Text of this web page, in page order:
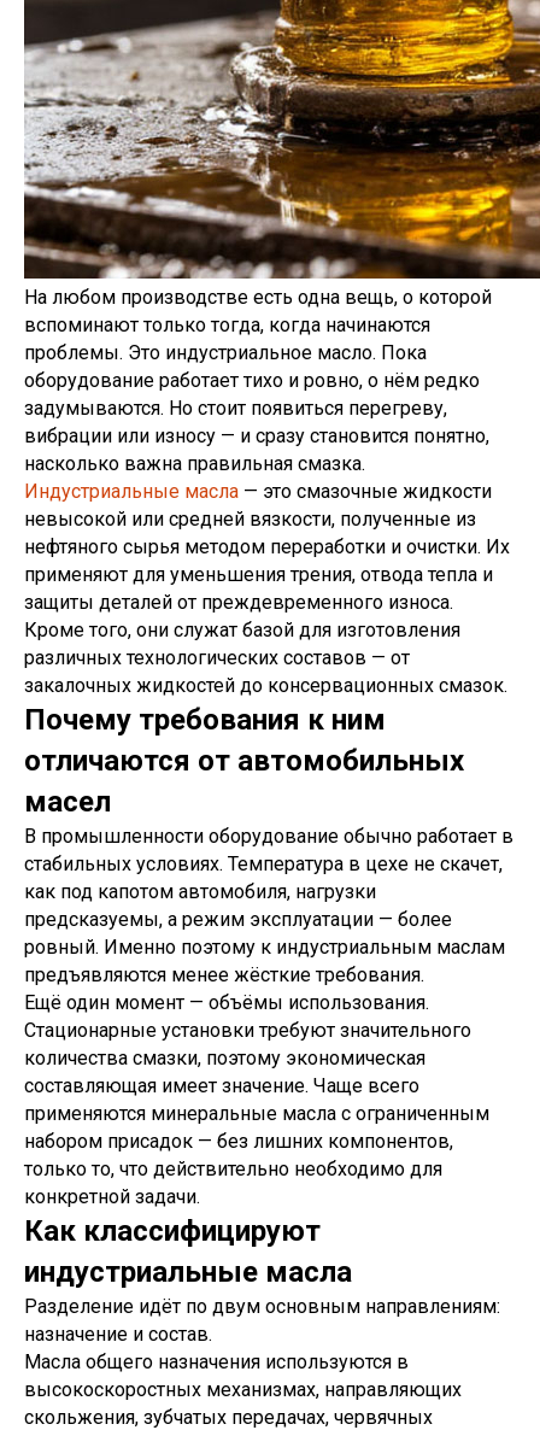
На любом производстве есть одна вещь, о которой
вспоминают только тогда, когда начинаются
проблемы. Это индустриальное масло. Пока
оборудование работает тихо и ровно, о нём редко
задумываются. Но стоит появиться перегреву,
вибрации или износу — и сразу становится понятно,
насколько важна правильная смазка.
Индустриальные масла — это смазочные жидкости
невысокой или средней вязкости, полученные из
нефтяного сырья методом переработки и очистки. Их
применяют для уменьшения трения, отвода тепла и
защиты деталей от преждевременного износа.
Кроме того, они служат базой для изготовления
различных технологических составов — от
закалочных жидкостей до консервационных смазок.
Почему требования к ним
отличаются от автомобильных
масел
В промышленности оборудование обычно работает в
стабильных условиях. Температура в цехе не скачет,
как под капотом автомобиля, нагрузки
предсказуемы, а режим эксплуатации — более
ровный. Именно поэтому к индустриальным маслам
предъявляются менее жёсткие требования.
Ещё один момент — объёмы использования.
Стационарные установки требуют значительного
количества смазки, поэтому экономическая
составляющая имеет значение. Чаще всего
применяются минеральные масла с ограниченным
набором присадок — без лишних компонентов,
только то, что действительно необходимо для
конкретной задачи.
Как классифицируют
индустриальные масла
Разделение идёт по двум основным направлениям:
назначение и состав.
Масла общего назначения используются в
высокоскоростных механизмах, направляющих
скольжения, зубчатых передачах, червячных